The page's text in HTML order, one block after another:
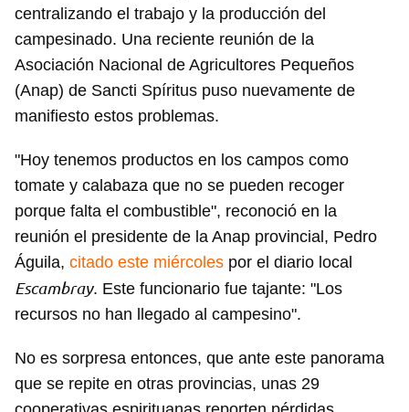
centralizando el trabajo y la producción del
campesinado. Una reciente reunión de la
Asociación Nacional de Agricultores Pequeños
(Anap) de Sancti Spíritus puso nuevamente de
manifiesto estos problemas.
"Hoy tenemos productos en los campos como
tomate y calabaza que no se pueden recoger
porque falta el combustible", reconoció en la
reunión el presidente de la Anap provincial, Pedro
Águila, citado este miércoles por el diario local
Escambray. Este funcionario fue tajante: "Los
recursos no han llegado al campesino".
No es sorpresa entonces, que ante este panorama
que se repite en otras provincias, unas 29